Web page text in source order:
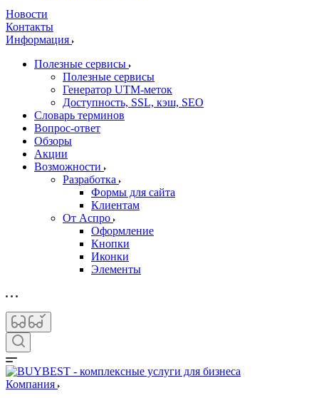
Новости
Контакты
Информация
Полезные сервисы
Полезные сервисы
Генератор UTM‑меток
Доступность, SSL, кэш, SEO
Словарь терминов
Вопрос-ответ
Обзоры
Акции
Возможности
Разработка
Формы для сайта
Клиентам
От Аспро
Оформление
Кнопки
Иконки
Элементы
Компания